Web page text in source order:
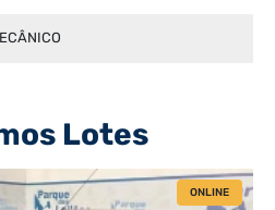
Lotes
ONLINE